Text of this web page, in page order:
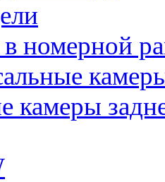
номерной
камеры